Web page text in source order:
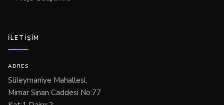
İLETIŞIM
ADRES
Süleymaniye Mahallesi,
Mimar Sinan Caddesi No:77